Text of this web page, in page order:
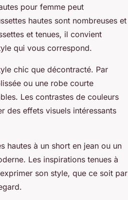
pour femme peut
hautes sont nombreuses et
et tenues, il convient
qui vous correspond.
chic que décontracté. Par
ou une robe courte
Les contrastes de couleurs
des effets visuels intéressants
hautes à un short en jean ou un
Les inspirations tenues à
son style, que ce soit par